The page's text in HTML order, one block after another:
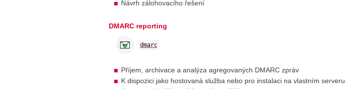
Návrh zálohovacího řešení
DMARC reporting
dmarc
Příjem, archivace a analýza agregovaných DMARC zpráv
K dispozici jako hostovaná služba nebo pro instalaci na vlastním serveru